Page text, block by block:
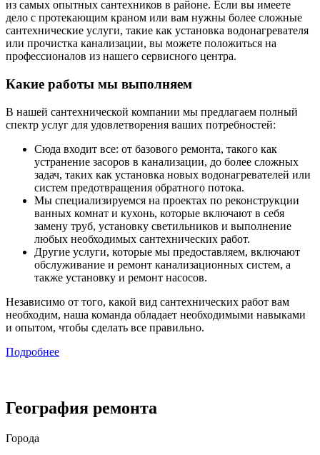
из самых опытных сантехников в районе. Если вы имеете
дело с протекающим краном или вам нужны более сложные
сантехнические услуги, такие как установка водонагревателя
или прочистка канализации, вы можете положиться на
профессионалов из нашего сервисного центра.
Какие работы мы выполняем
В нашей сантехнической компании мы предлагаем полный
спектр услуг для удовлетворения ваших потребностей:
Сюда входит все: от базового ремонта, такого как
устранение засоров в канализации, до более сложных
задач, таких как установка новых водонагревателей или
систем предотвращения обратного потока.
Мы специализируемся на проектах по реконструкции
ванных комнат и кухонь, которые включают в себя
замену труб, установку светильников и выполнение
любых необходимых сантехнических работ.
Другие услуги, которые мы предоставляем, включают
обслуживание и ремонт канализационных систем, а
также установку и ремонт насосов.
Независимо от того, какой вид сантехнических работ вам
необходим, наша команда обладает необходимыми навыками
и опытом, чтобы сделать все правильно.
Подробнее
География ремонта
Города